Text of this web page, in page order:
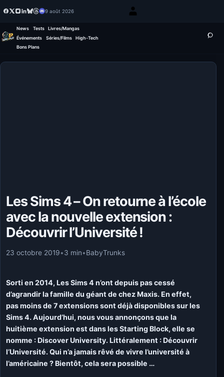
9 août 2026
News Tests
Livres/Mangas
Événements
Séries/Films
High-Tech
Bons Plans
Les Sims 4 – On retourne à l’école
avec la nouvelle extension :
Découvrir l’Université !
23 octobre 2019•3 min•BabyTrunks
Sorti en 2014, Les Sims 4 n’ont depuis pas cessé
d’agrandir la famille du géant de chez Maxis. En effet,
pas moins de 7 extensions sont déjà disponibles sur les
Sims 4. Aujourd’hui, nous vous annonçons que la
huitième extension est dans les Starting Block, elle se
nomme : Discover University. Littéralement : Découvrir
l’Université. Qui n’a jamais rêvé de vivre l’université à
l’américaine ? Bientôt, cela sera possible …